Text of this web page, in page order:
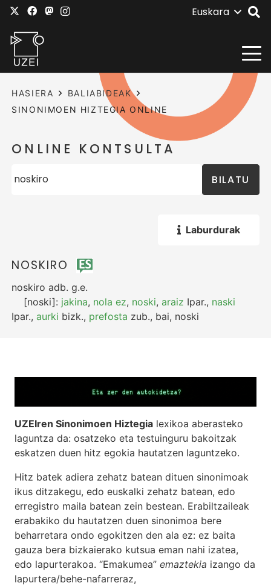
Euskara
HASIERA
BALIABIDEAK
SINONIMOEN HIZTEGIA ONLINE
ONLINE KONTSULTA
BILATU
Laburdurak
NOSKIRO
noskiro adb. g.e.
[noski]: jakina, nola ez, noski,araiz Ipar., naski
Ipar.,aurki bizk., prefosta zub., bai, noski
UZEIren Sinonimoen Hiztegia lexikoa aberasteko
laguntza da: osatzeko eta testuinguru bakoitzak
eskatzen duen hitz egokia hautatzen laguntzeko.
Hitz batek adiera zehatz batean dituen sinonimoak
ikus ditzakegu, edo euskalki zehatz batean, edo
erregistro maila batean zein bestean. Erabiltzaileak
erabakiko du hautatzen duen sinonimoa bere
beharretara ondo egokitzen den ala ez: ez baita
gauza bera bizkaierako kutsua eman nahi izatea,
edo lapurterakoa. “Emakumea” emaztekia izango da
lapurtera/behe-nafarreraz,